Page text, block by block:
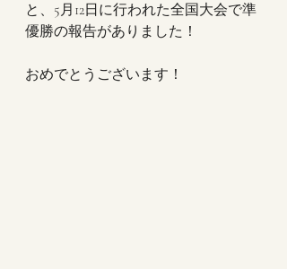
と、5月12日に行われた全国大会で準
優勝の報告がありました！
おめでとうございます！